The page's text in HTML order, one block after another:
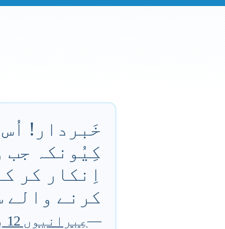
خَبردار!
کِیُونکہ جب
اِنکار کر
کرنے والے
—عِبرانیوں 12 باب 25 آیت